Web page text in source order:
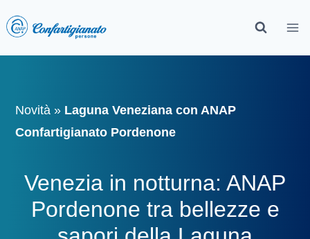
Novità » Laguna Veneziana con ANAP
Confartigianato Pordenone
Venezia in notturna: ANAP
Pordenone tra bellezze e